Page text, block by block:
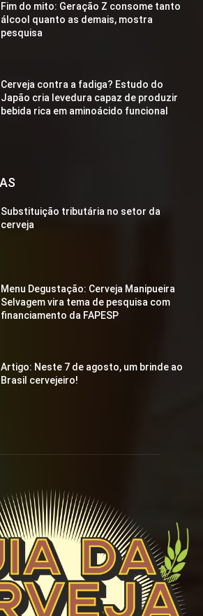
Fim do mito: Geração Z consome tanto
álcool quanto as demais, mostra
pesquisa
Cerveja contra a fadiga? Estudo do
Japão cria levedura capaz de produzir
bebida rica em aminoácido funcional
Substituição tributária no setor da
cerveja
Menu Degustação: Cerveja Manipueira
Selvagem vira tema de pesquisa com
financiamento da FAPESP
Artigo: Neste 7 de agosto, um brinde ao
Brasil cervejeiro!